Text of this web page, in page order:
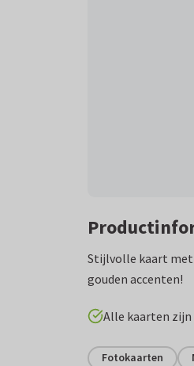
Stijlvolle kaart met
gouden accenten!
Alle kaarten zijn
Fotokaarten